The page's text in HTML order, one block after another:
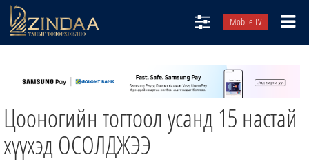
Mobile TV
ТВ8
ӨГЛӨӨНИЙ СОНИН
АУДИО ЗОХИОЛ
ЗИНДАА СЭТГҮҮЛ
Цооногийн тогтоол усанд 15 настай
хүүхэд ОСОЛДЖЭЭ